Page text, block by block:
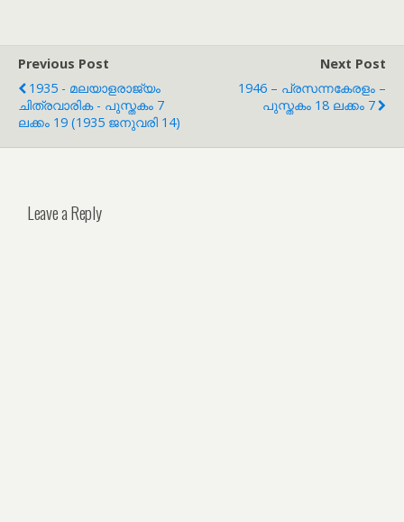
Previous Post
1935 - മലയാളരാജ്യം
ചിത്രവാരിക - പുസ്തകം 7
ലക്കം 19 (1935 ജനുവരി 14)
Next Post
1946 – പ്രസന്നകേരളം –
പുസ്തകം 18 ലക്കം 7
Leave a Reply